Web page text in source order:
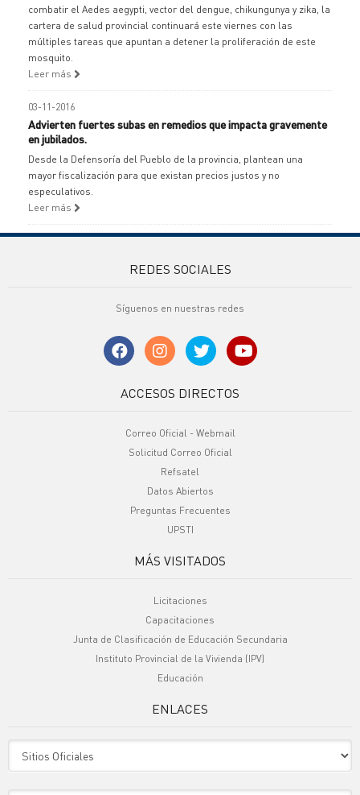
combatir el Aedes aegypti, vector del dengue, chikungunya y zika, la
cartera de salud provincial continuará este viernes con las
múltiples tareas que apuntan a detener la proliferación de este
mosquito.
Leer más
03-11-2016
Advierten fuertes subas en remedios que impacta gravemente
en jubilados.
Desde la Defensoría del Pueblo de la provincia, plantean una
mayor fiscalización para que existan precios justos y no
especulativos.
Leer más
REDES SOCIALES
Síguenos en nuestras redes
ACCESOS DIRECTOS
Correo Oficial - Webmail
Solicitud Correo Oficial
Refsatel
Datos Abiertos
Preguntas Frecuentes
UPSTI
MÁS VISITADOS
Licitaciones
Capacitaciones
Junta de Clasificación de Educación Secundaria
Instituto Provincial de la Vivienda (IPV)
Educación
ENLACES